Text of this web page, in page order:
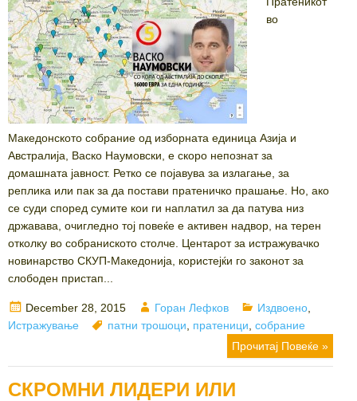
во
Македонското собрание од изборната единица Азија и
Австралија, Васко Наумовски, е скоро непознат за
домашната јавност. Ретко се појавува за излагање, за
реплика или пак за да постави пратеничко прашање. Но, ако
се суди според сумите кои ги наплатил за да патува низ
државава, очигледно тој повеќе е активен надвор, на терен
отколку во собраниското столче. Центарот за истражувачко
новинарство СКУП-Македонија, користејќи го законот за
слободен пристап...
Posted
on
December 28, 2015 Author
Горан Лефков Categories
Издвоено
Истражување
Tags
патни трошоци пратеници собрание
Прочитај Повеќе »
СКРОМНИ ЛИДЕРИ ИЛИ